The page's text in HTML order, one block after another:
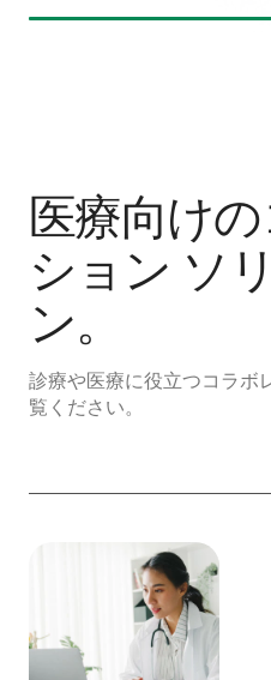
医療向け
ション ソ
ン。
診療や医療に役立つコラボ
覧ください。